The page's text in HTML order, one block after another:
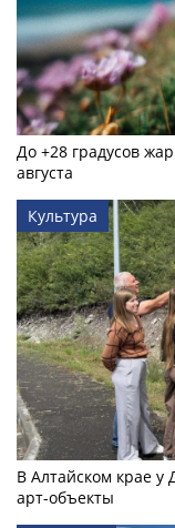
До +28 градусов
августа
Культура
В Алтайском крае
арт-объекты